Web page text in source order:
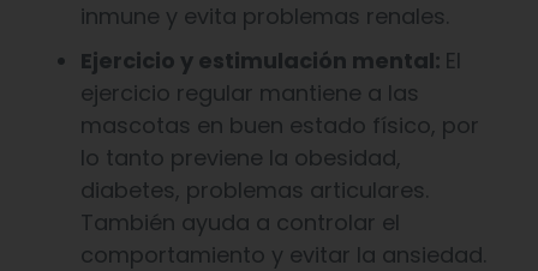
inmune y evita problemas renales.
Ejercicio y estimulación mental: El
ejercicio regular mantiene a las
mascotas en buen estado físico, por
lo tanto previene la obesidad,
diabetes, problemas articulares.
También ayuda a controlar el
comportamiento y evitar la ansiedad.